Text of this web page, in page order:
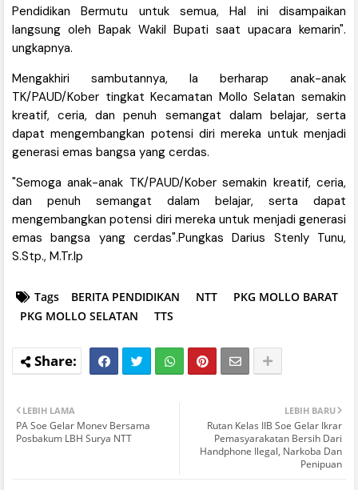
Pendidikan Bermutu untuk semua, Hal ini disampaikan
langsung oleh Bapak Wakil Bupati saat upacara kemarin".
ungkapnya.
Mengakhiri sambutannya, Ia berharap anak-anak
TK/PAUD/Kober tingkat Kecamatan Mollo Selatan semakin
kreatif, ceria, dan penuh semangat dalam belajar, serta
dapat mengembangkan potensi diri mereka untuk menjadi
generasi emas bangsa yang cerdas.
"Semoga anak-anak TK/PAUD/Kober semakin kreatif, ceria,
dan penuh semangat dalam belajar, serta dapat
mengembangkan potensi diri mereka untuk menjadi generasi
emas bangsa yang cerdas".Pungkas Darius Stenly Tunu,
S.Stp., M.Tr.Ip
Tags BERITA PENDIDIKAN NTT
PKG MOLLO BARAT
PKG MOLLO SELATAN
TTS
LEBIH BARU
Rutan Kelas IIB Soe Gelar Ikrar
Pemasyarakatan Bersih Dari
Handphone Ilegal, Narkoba Dan
Penipuan
LEBIH LAMA
PA Soe Gelar Monev Bersama
Posbakum LBH Surya NTT